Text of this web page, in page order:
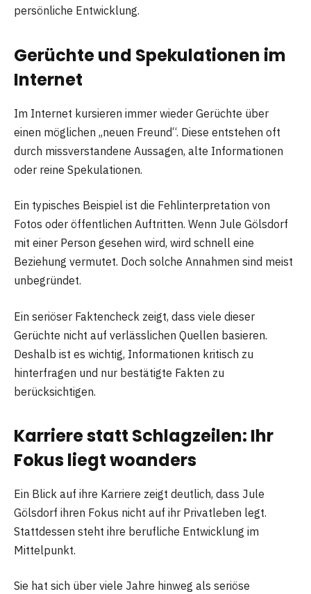
persönliche Entwicklung.
Gerüchte und Spekulationen im
Internet
Im Internet kursieren immer wieder Gerüchte über
einen möglichen „neuen Freund“. Diese entstehen oft
durch missverstandene Aussagen, alte Informationen
oder reine Spekulationen.
Ein typisches Beispiel ist die Fehlinterpretation von
Fotos oder öffentlichen Auftritten. Wenn Jule Gölsdorf
mit einer Person gesehen wird, wird schnell eine
Beziehung vermutet. Doch solche Annahmen sind meist
unbegründet.
Ein seriöser Faktencheck zeigt, dass viele dieser
Gerüchte nicht auf verlässlichen Quellen basieren.
Deshalb ist es wichtig, Informationen kritisch zu
hinterfragen und nur bestätigte Fakten zu
berücksichtigen.
Karriere statt Schlagzeilen: Ihr
Fokus liegt woanders
Ein Blick auf ihre Karriere zeigt deutlich, dass Jule
Gölsdorf ihren Fokus nicht auf ihr Privatleben legt.
Stattdessen steht ihre berufliche Entwicklung im
Mittelpunkt.
Sie hat sich über viele Jahre hinweg als seriöse